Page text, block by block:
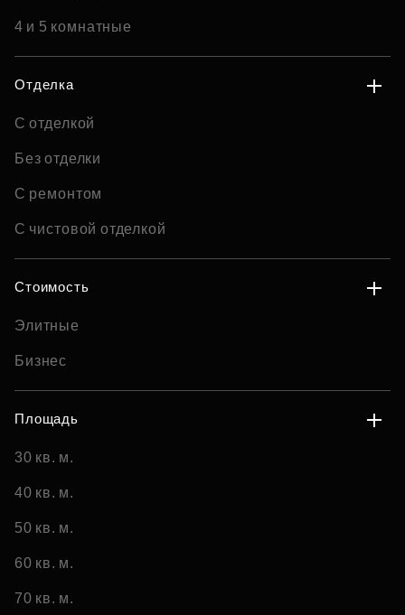
4 и 5 комнатные
Отделка
С отделкой
Без отделки
С ремонтом
С чистовой отделкой
Стоимость
Элитные
Бизнес
Площадь
30 кв. м.
40 кв. м.
50 кв. м.
60 кв. м.
70 кв. м.